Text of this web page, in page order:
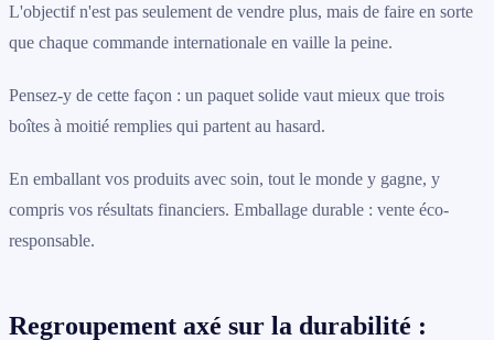
L'objectif n'est pas seulement de vendre plus, mais de faire en sorte
que chaque commande internationale en vaille la peine.
Pensez-y de cette façon : un paquet solide vaut mieux que trois
boîtes à moitié remplies qui partent au hasard.
En emballant vos produits avec soin, tout le monde y gagne, y
compris vos résultats financiers. Emballage durable : vente éco-
responsable.
Regroupement axé sur la durabilité :